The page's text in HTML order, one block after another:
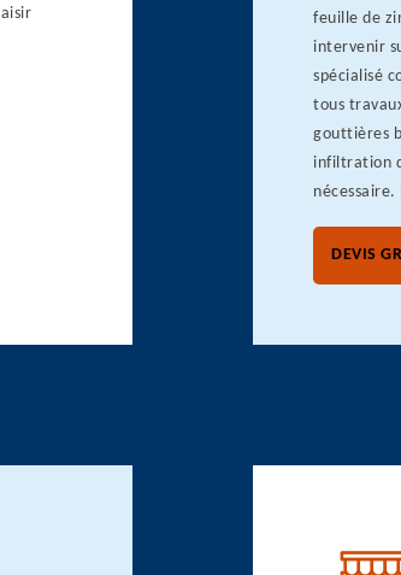
feuille de
intervenir
spécialisé
tous
gouttières
infiltration
DEVIS